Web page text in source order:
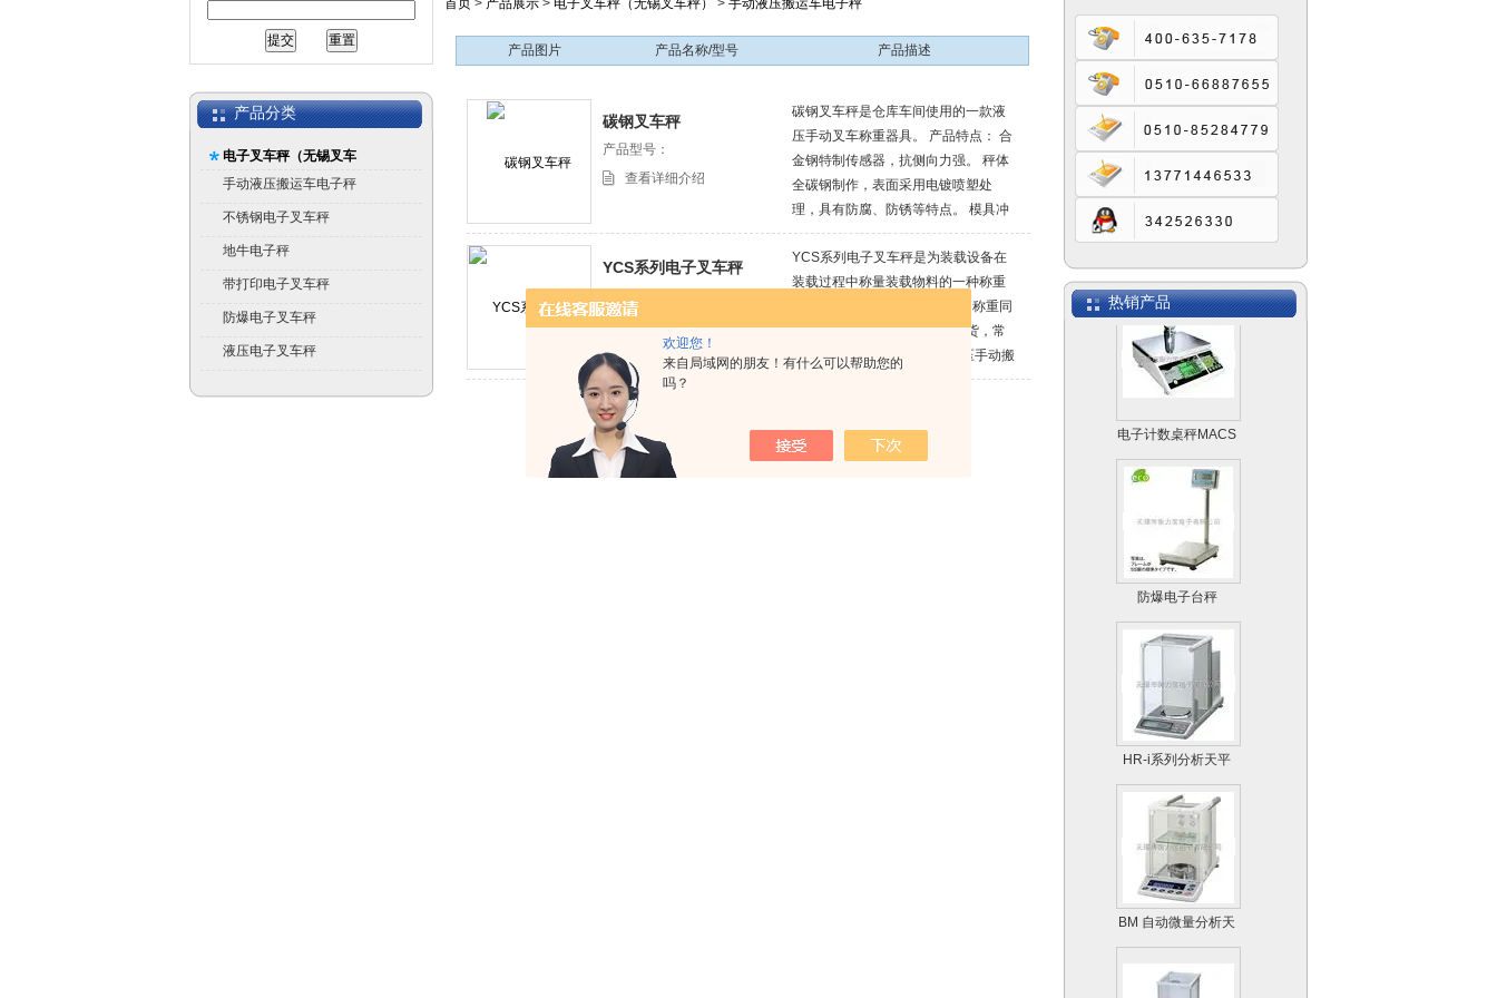
欢迎您！
来自局域网的朋友！有什么可以帮助您的
吗？
产品分类
电子叉车秤（无锡叉车
秤）
手动液压搬运车电子秤
不锈钢电子叉车秤
地牛电子秤
带打印电子叉车秤
防爆电子叉车秤
液压电子叉车秤
首页 > 产品展示 > 电子叉车秤（无锡叉车秤） > 手动液压搬运车电子秤
产品图片 产品名称/型号 产品描述
碳钢叉车秤
产品型号：
查看详细介绍
碳钢叉车秤是仓库车间使用的一款液
压手动叉车称重器具。 产品特点： 合
金钢特制传感器，抗侧向力强。 秤体
全碳钢制作，表面采用电镀喷塑处
理，具有防腐、防锈等特点。 模具冲
压结构的称重模块设计，模块与车体
有机衔接一体，秤体更牢固。 德国进
口油缸：避免漏油缺点，液压时操作
工人如粗暴使用也不会影响油缸的耐
用性。 搬运车移动滚轮采用高强度尼
龙轮：推行更轻巧。
YCS系列电子叉车秤
查看详细介绍
YCS系列电子叉车秤是为装载设备在
装载过程中称量装载物料的一种称重
计量器具。 产品功能： 搬运和称重同
时作业的电子磅，适用托盘称货，常
移动的称重场合。 *秤台由液压手动搬
运机构和称重传感器、不锈钢接线
成。 液压驱动秤台升降，人工推行车
辆运行
热销产品
衡
电子计数桌秤MACS
防爆电子台秤
HR-i系列分析天平
BM 自动微量分析天